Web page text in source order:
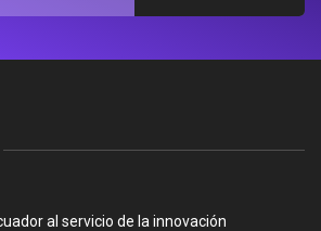
al servicio de la innovación